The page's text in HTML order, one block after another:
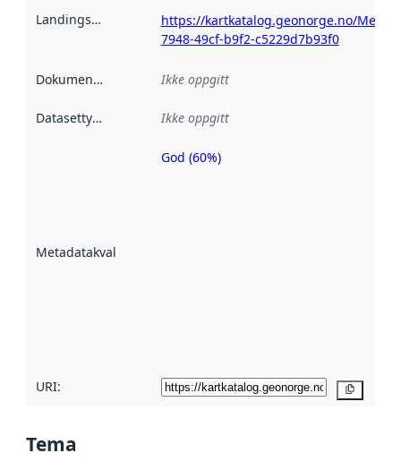
Landingsside
https://kartkatalog.geonorge.no/
7948-49cf-b9f2-c5229d7b93f0
Dokumentasjon Ikke oppgitt
Datasettype Ikke oppgitt
Metadatakvalitet
Metadatakvalitet
God (60%)
URI:
Tema